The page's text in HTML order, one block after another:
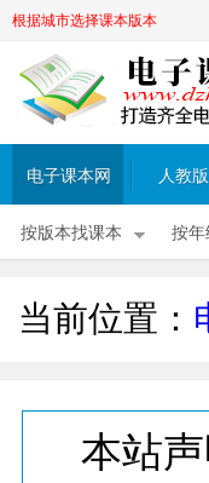
根据城市选择课本版本
电子课本网 人教版
按版本找课本 按年
当前位置：
本站